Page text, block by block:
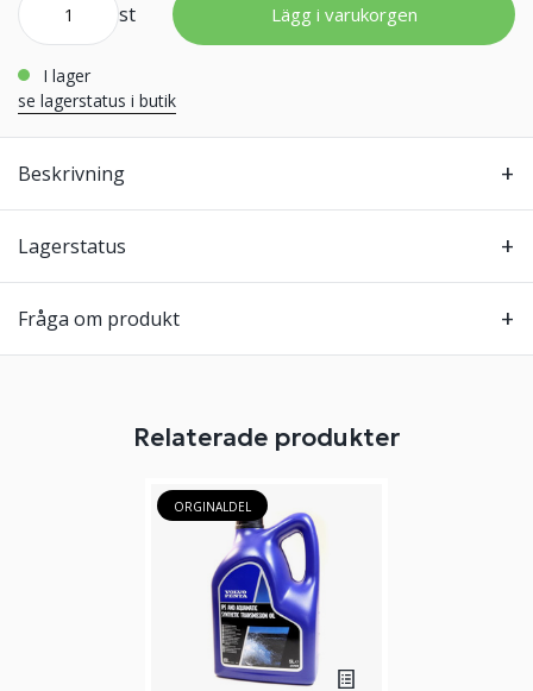
st Lägg i varukorgen
i lager
se lagerstatus i butik
Beskrivning
Lagerstatus
Fråga om produkt
Relaterade produkter
ORGINALDEL